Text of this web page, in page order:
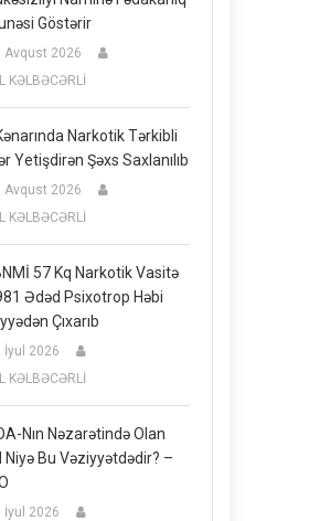
Göstərir
Avqust 2026
KƏLBƏCƏRLİ
Narkotik Tərkibli
Yetişdirən Şəxs Saxlanılıb
Avqust 2026
KƏLBƏCƏRLİ
57 Kq Narkotik Vasitə
Ədəd Psixotrop Həbi
Çıxarıb
İyul 2026
KƏLBƏCƏRLİ
Nın Nəzarətində Olan
Niyə Bu Vəziyyətdədir? –
İyul 2026